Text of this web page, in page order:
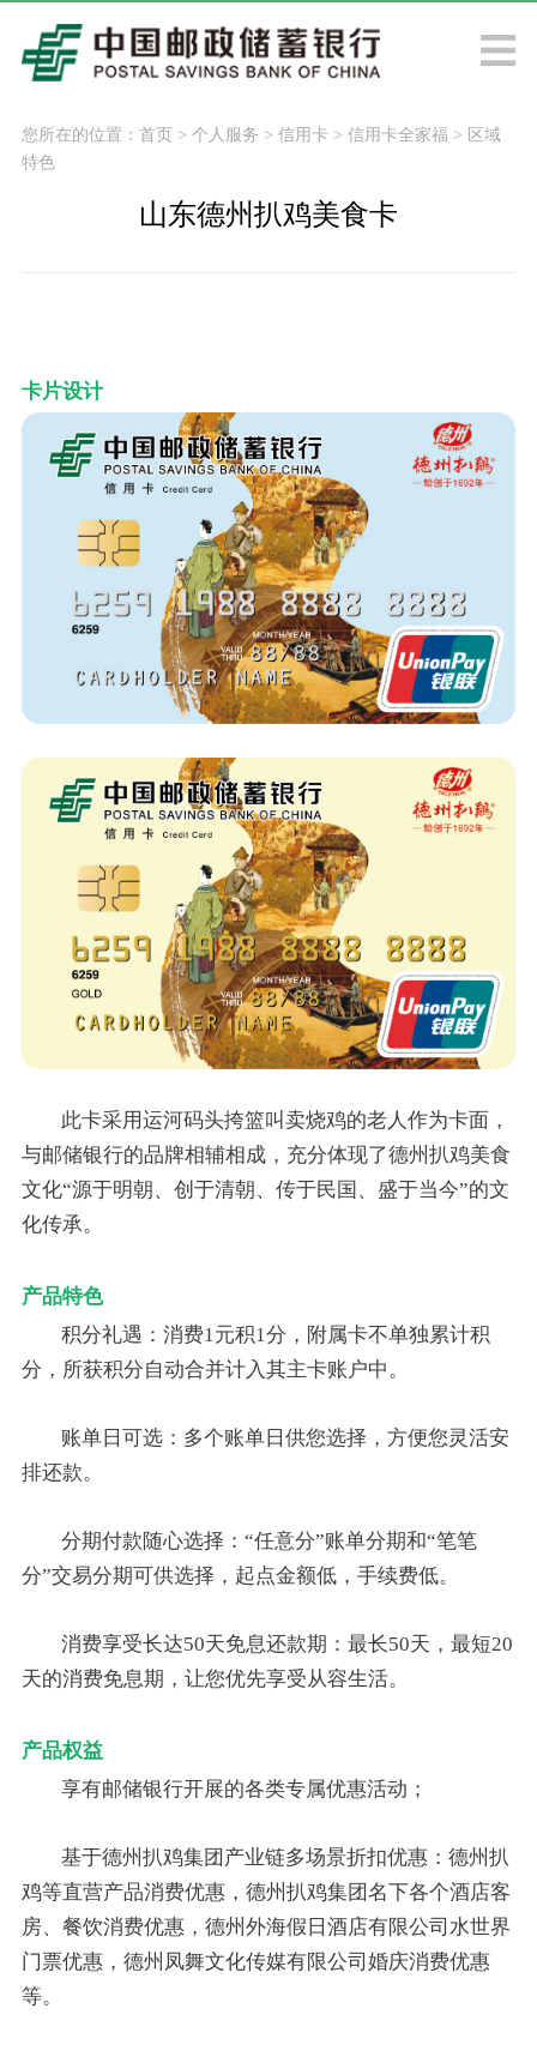
您所在的位置： 首页> 个人服务 > 信用卡 > 信用卡全家福 > 区域
特色
山东德州扒鸡美食卡
卡片设计
此卡采用运河码头挎篮叫卖烧鸡的老人作为卡面，
与邮储银行的品牌相辅相成，充分体现了德州扒鸡美食
文化“源于明朝、创于清朝、传于民国、盛于当今”的文
化传承。
产品特色
积分礼遇：消费1元积1分，附属卡不单独累计积
分，所获积分自动合并计入其主卡账户中。
账单日可选：多个账单日供您选择，方便您灵活安
排还款。
分期付款随心选择：“任意分”账单分期和“笔笔
分”交易分期可供选择，起点金额低，手续费低。
消费享受长达50天免息还款期：最长50天，最短20
天的消费免息期，让您优先享受从容生活。
产品权益
享有邮储银行开展的各类专属优惠活动；
基于德州扒鸡集团产业链多场景折扣优惠：德州扒
鸡等直营产品消费优惠，德州扒鸡集团名下各个酒店客
房、餐饮消费优惠，德州外海假日酒店有限公司水世界
门票优惠，德州凤舞文化传媒有限公司婚庆消费优惠
等。